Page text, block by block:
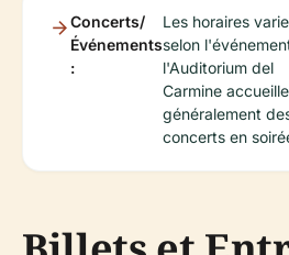
Concerts/
Événements
:
Les horaires
selon
l'Auditorium del
Carmine accueille
généralement
concerts en